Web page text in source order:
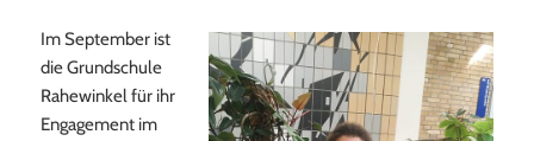
Im September ist
die Grundschule
Rahewinkel für ihr
Engagement im